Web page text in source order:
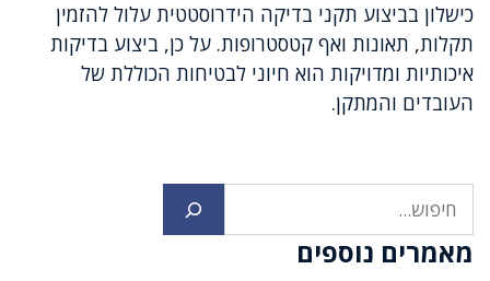
כישלון בביצוע תקני בדיקה הידרוסטטית עלול להזמין
תקלות, תאונות ואף קטסטרופות. על כן, ביצוע בדיקות
איכותיות ומדויקות הוא חיוני לבטיחות הכוללת של
העובדים והמתקן.
מאמרים נוספים